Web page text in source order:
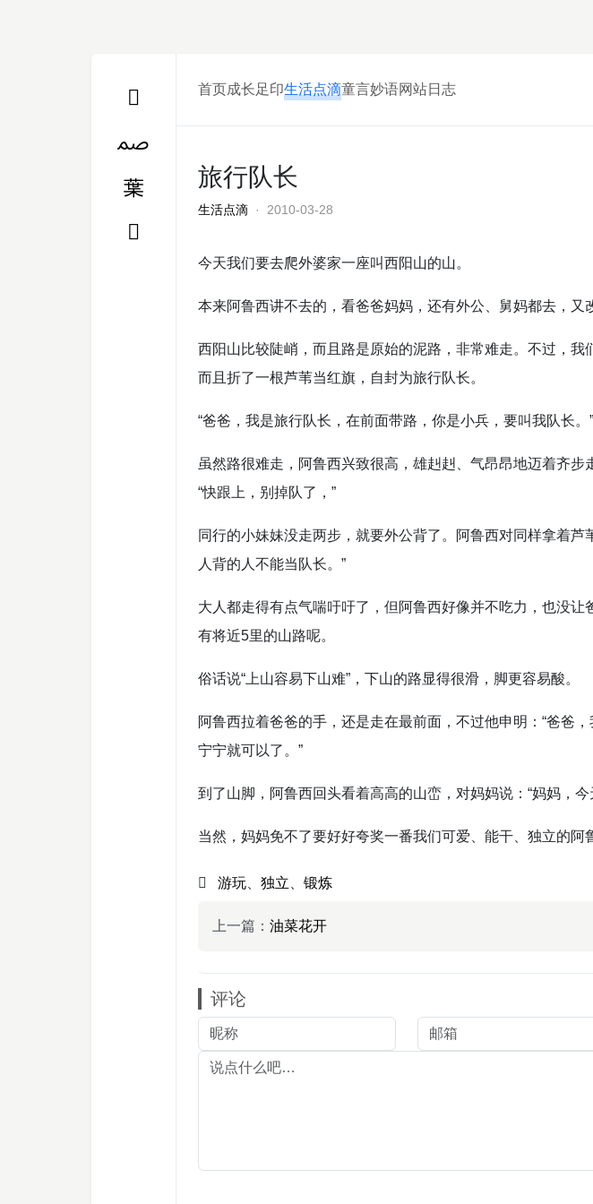
首页成长足印生活点滴童言妙语网站日志
旅行队长
生活点滴 · 2010-03-28
今天我们要去爬外婆家一座叫西阳山的山。
本来阿鲁西讲不去的，看爸爸妈妈，还有外公、舅妈都去，又
西阳山比较陡峭，而且路是原始的泥路，非常难走。不过，我
而且折了一根芦苇当红旗，自封为旅行队长。
“爸爸，我是旅行队长，在前面带路，你是小兵，要叫我队长。”
虽然路很难走，阿鲁西兴致很高，雄赳赳、气昂昂地迈着齐步
“快跟上，别掉队了，”
同行的小妹妹没走两步，就要外公背了。阿鲁西对同样拿着芦
人背的人不能当队长。”
大人都走得有点气喘吁吁了，但阿鲁西好像并不吃力，也没
有将近5里的山路呢。
俗话说“上山容易下山难”，下山的路显得很滑，脚更容易酸。
阿鲁西拉着爸爸的手，还是走在最前面，不过他申明：“爸爸
宁宁就可以了。”
到了山脚，阿鲁西回头看着高高的山峦，对妈妈说：“妈妈，今
当然，妈妈免不了要好好夸奖一番我们可爱、能干、独立的阿
游玩 独立 锻炼
上一篇： 油菜花开
评论